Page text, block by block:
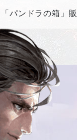
「パンドラの箱」